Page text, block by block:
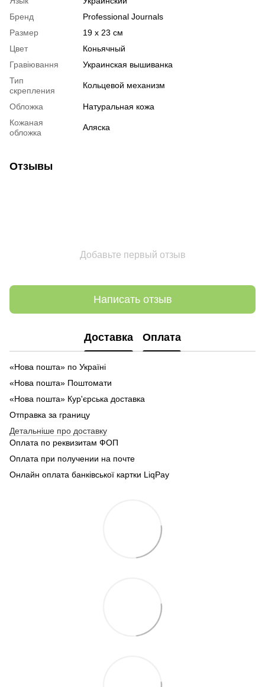
Бренд
Professional Journals
Размер
19 х 23 см
Цвет
Коньячный
Гравіювання
Украинская вышиванка
Тип
скрепления
Кольцевой механизм
Обложка
Натуральная кожа
Кожаная
обложка
Аляска
Отзывы
Добавьте первый отзыв
Написать отзыв
Доставка Оплата
«Нова пошта» по Україні
«Нова пошта» Поштомати
«Нова пошта» Кур'єрська доставка
Отправка за границу
Детальніше про доставку
Оплата по реквизитам ФОП
Оплата при получении на почте
Онлайн оплата банківської картки LiqPay